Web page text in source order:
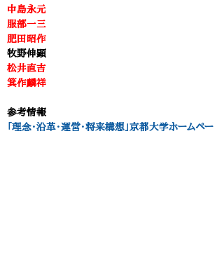
中島永元
服部一三
肥田昭作
牧野伸顕
松井直吉
箕作麟祥
参考情報
「理念・沿革・運営・将来構想」​京都大学ホームペー